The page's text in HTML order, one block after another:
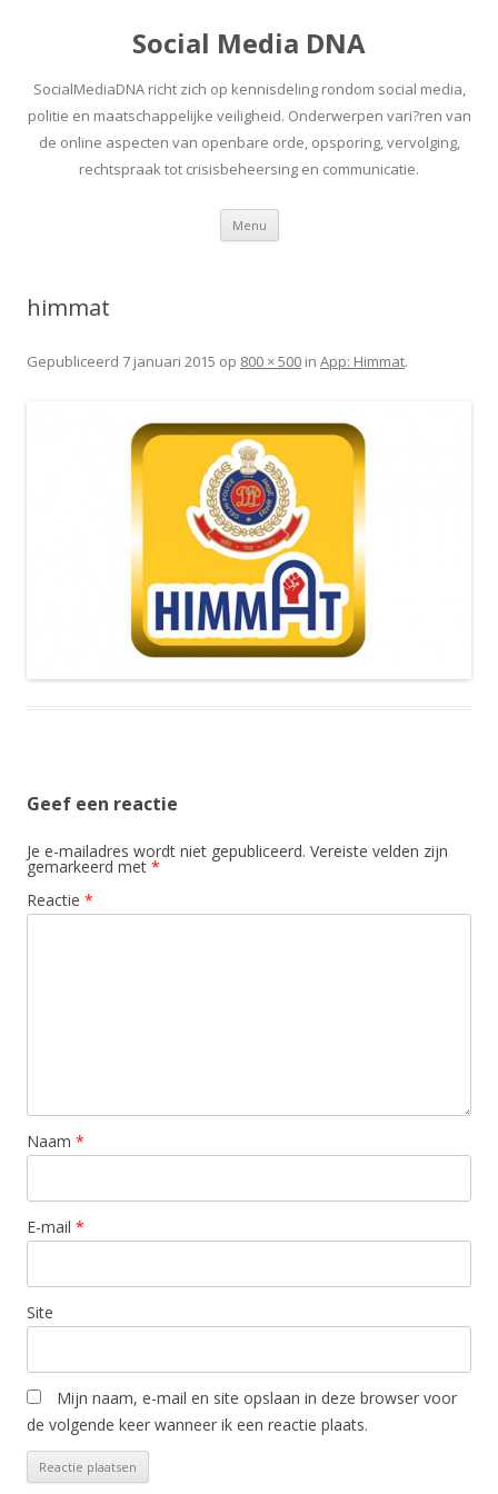
Social Media DNA
SocialMediaDNA richt zich op kennisdeling rondom social media,
politie en maatschappelijke veiligheid. Onderwerpen vari?ren van
de online aspecten van openbare orde, opsporing, vervolging,
rechtspraak tot crisisbeheersing en communicatie.
Menu Spring
inhoud
himmat
Gepubliceerd 7 januari 2015 op 800 × 500 in App: Himmat.
Geef een reactie
Je e-mailadres wordt niet gepubliceerd. Vereiste velden zijn
gemarkeerd met *
Reactie *
Naam *
E-mail *
Site
Mijn naam, e-mail en site opslaan in deze browser voor
de volgende keer wanneer ik een reactie plaats.